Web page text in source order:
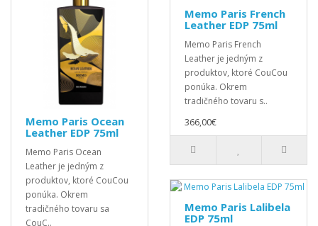
Memo Paris Ocean
Leather EDP 75ml
Memo Paris Ocean
Leather je jedným z
produktov, ktoré CouCou
ponúka. Okrem
tradičného tovaru sa
CouC..
Memo Paris French
Leather EDP 75ml
Memo Paris French
Leather je jedným z
produktov, ktoré CouCou
ponúka. Okrem
tradičného tovaru s..
366,00€
Memo Paris Lalibela
EDP 75ml